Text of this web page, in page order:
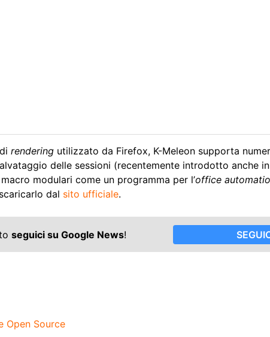
rendering utilizzato da Firefox, K-Meleon supporta
delle sessioni (recentemente introdotto anche
modulari come un programma per l’office
dal sito ufficiale.
seguici su Google News!
Open Source